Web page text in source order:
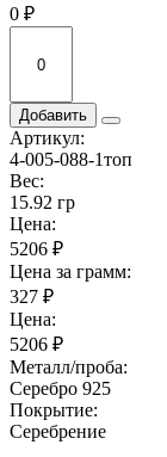
0 ₽
Добавить
Артикул:
4-005-088-1топ
Вес:
15.92 гр
Цена:
5206 ₽
Цена за грамм:
327 ₽
Цена:
5206 ₽
Металл/проба:
Серебро 925
Покрытие:
Серебрение